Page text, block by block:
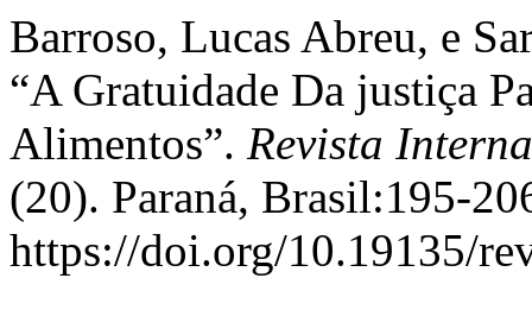
Barroso, Lucas Abreu, e
“A Gratuidade Da justiça
Alimentos”. Revista
(20). Paraná, Brasil:195-
https://doi.org/10.19135/